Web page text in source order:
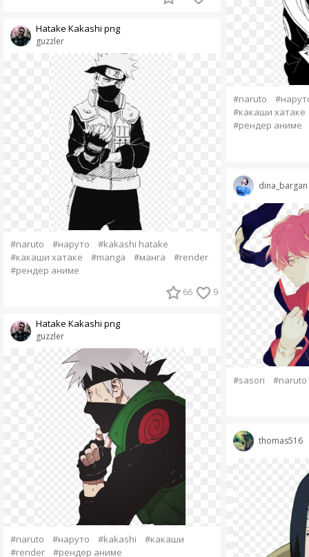
guzzler
Hatake Kakashi png
#naruto #наруто
#kakashi hatake
#какаши хатаке
#manga #манга
#render
#рендер аниме
66 9
guzzler
Hatake Kakashi png
#naruto #наруто #kakashi
#какаши
#render
#рендер аниме
#naruto
#какаши хатаке
#рендер аниме
dina_bargan
#sasori #naruto
thomas516